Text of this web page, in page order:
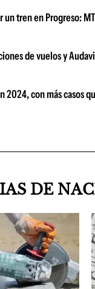
tren en Progreso:
de vuelos y
2024, con más casos
DE